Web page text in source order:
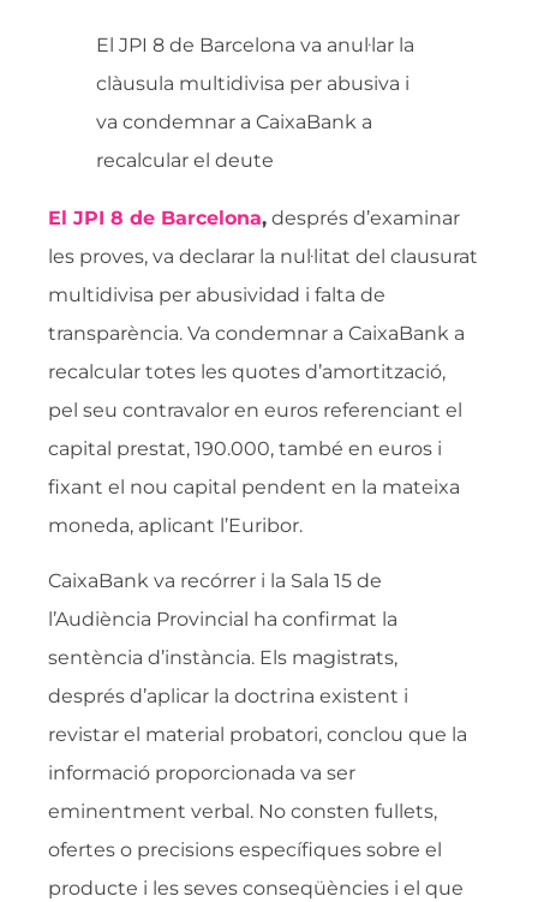
El JPI 8 de Barcelona va anul·lar la
clàusula multidivisa per abusiva i
va condemnar a CaixaBank a
recalcular el deute
El JPI 8 de Barcelona, després d’examinar
les proves, va declarar la nul·litat del clausurat
multidivisa per abusividad i falta de
transparència. Va condemnar a CaixaBank a
recalcular totes les quotes d’amortització,
pel seu contravalor en euros referenciant el
capital prestat, 190.000, també en euros i
fixant el nou capital pendent en la mateixa
moneda, aplicant l’Euribor.
CaixaBank va recórrer i la Sala 15 de
l’Audiència Provincial ha confirmat la
sentència d’instància. Els magistrats,
després d’aplicar la doctrina existent i
revistar el material probatori, conclou que la
informació proporcionada va ser
eminentment verbal. No consten fullets,
ofertes o precisions específiques sobre el
producte i les seves conseqüències i el que